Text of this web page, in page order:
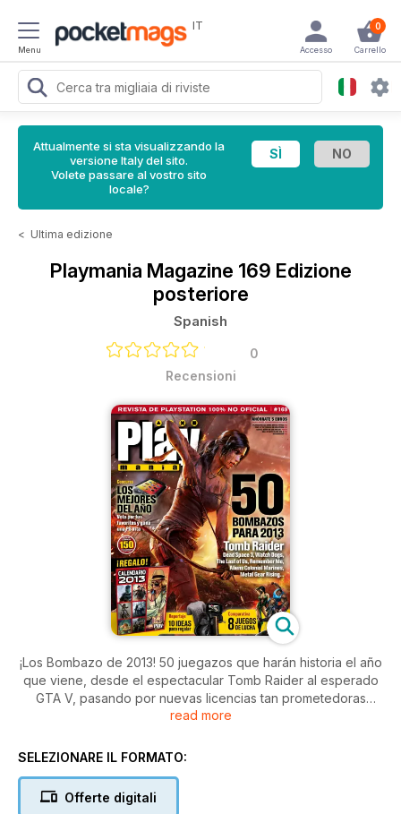
Menu
IT 0
Carrello
Accesso
Attualmente si sta visualizzando la
versione Italy del sito.
Volete passare al vostro sito
locale?
< Ultima edizione
Playmania Magazine 169 Edizione
posteriore
Spanish
0
Recensioni
¡Los Bombazo de 2013! 50 juegazos que harán historia el año
que viene, desde el espectacular Tomb Raider al esperado
GTA V, pasando por nuevas licencias tan prometedoras
como Remeber Me, The Last of Us, Beyond: Two Souls...
mejores de 2012, ¡podéis ganar una PS Vita! Y teniendo en
con 10 ideas para regalar de lo más originales. Y, de regalo,
un calendario del nuevo año, con las imágenes más potentes
read more
SELEZIONARE IL FORMATO:
Offerte digitali